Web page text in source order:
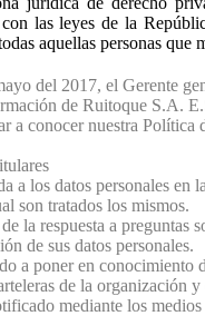
las leyes de la
aquellas personas
del 2017, el Gerente
de Ruitoque S.A.
a conocer nuestra
a los datos personales en
son tratados los mismos.
la respuesta a preguntas
de sus datos personales.
a poner en conocimiento
de la organización
mediante los